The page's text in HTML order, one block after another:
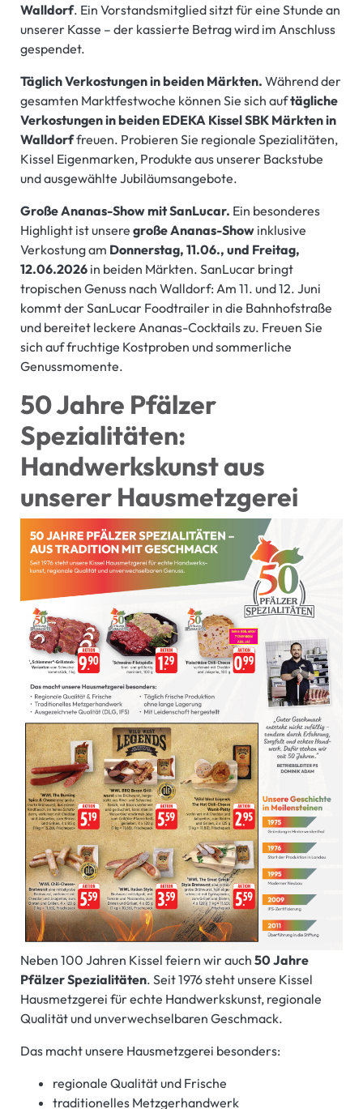
Walldorf. Ein Vorstandsmitglied sitzt für eine Stunde an
unserer Kasse – der kassierte Betrag wird im Anschluss
gespendet.
Täglich Verkostungen in beiden Märkten. Während der
gesamten Marktfestwoche können Sie sich auftägliche
Verkostungen in beiden EDEKA Kissel SBK Märkten in
Walldorffreuen. Probieren Sie regionale Spezialitäten,
Kissel Eigenmarken, Produkte aus unserer Backstube
und ausgewählte Jubiläumsangebote.
Große Ananas-Show mit SanLucar. Ein besonderes
Highlight ist unsere große Ananas-Show inklusive
Verkostung am Donnerstag, 11.06., und Freitag,
12.06.2026 in beiden Märkten. SanLucar bringt
tropischen Genuss nach Walldorf: Am 11. und 12. Juni
kommt der SanLucar Foodtrailer in die Bahnhofstraße
und bereitet leckere Ananas-Cocktails zu. Freuen Sie
sich auf fruchtige Kostproben und sommerliche
Genussmomente.
50 Jahre Pfälzer
Spezialitäten:
Handwerkskunst aus
unserer Hausmetzgerei
Neben 100 Jahren Kissel feiern wir auch 50 Jahre
Pfälzer Spezialitäten. Seit 1976 steht unsere Kissel
Hausmetzgerei für echte Handwerkskunst, regionale
Qualität und unverwechselbaren Geschmack.
Das macht unsere Hausmetzgerei besonders:
regionale Qualität und Frische
traditionelles Metzgerhandwerk